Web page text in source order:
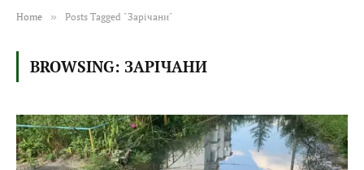
Home » Posts Tagged "Зарічани"
BROWSING: ЗАРІЧАНИ